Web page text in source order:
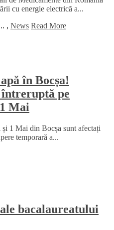
cu energie electrică a...
, News Read More
în Bocșa!
pe
Mai
1 Mai din Bocșa sunt afectați
temporară a...
bacalaureatului